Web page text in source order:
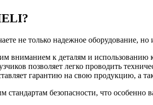
не только надежное оборудование,
вниманием к деталям и использованию
позволяет легко проводить
гарантию на свою продукцию, а
безопасности, что особенно